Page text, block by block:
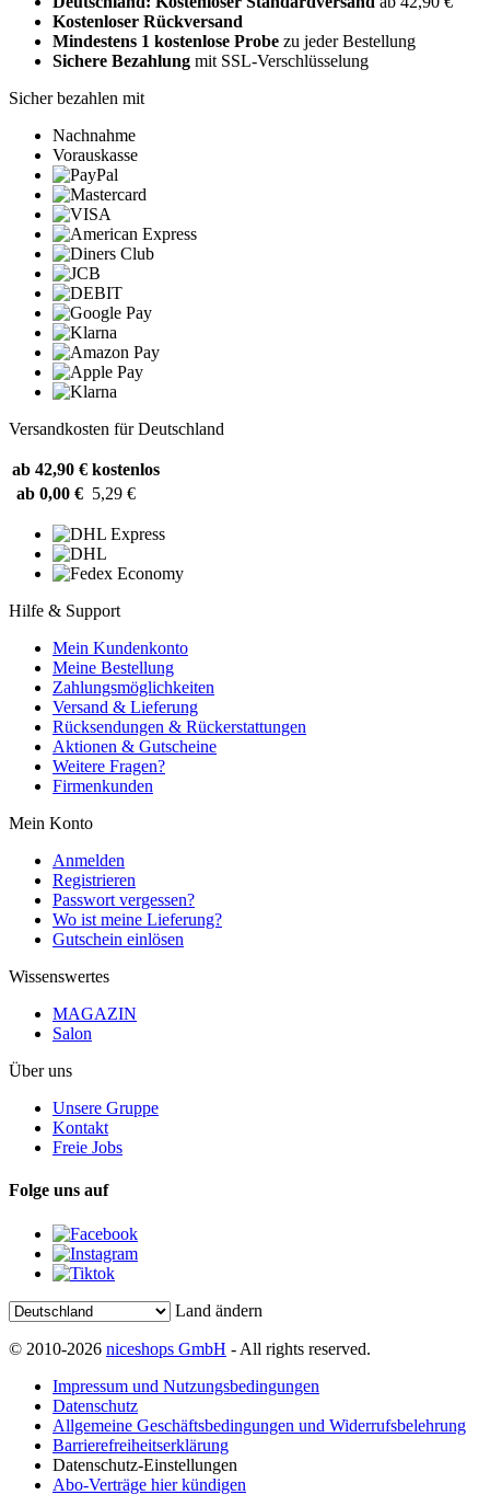
Kostenloser Rückversand
Mindestens 1 kostenlose Probe zu jeder Bestellung
Sichere Bezahlung mit SSL-Verschlüsselung
Sicher bezahlen mit
Nachnahme
Vorauskasse
Versandkosten für Deutschland
ab 42,90 € kostenlos
ab 0,00 € 5,29 €
Hilfe & Support
Mein Kundenkonto
Meine Bestellung
Zahlungsmöglichkeiten
Versand & Lieferung
Rücksendungen & Rückerstattungen
Aktionen & Gutscheine
Weitere Fragen?
Firmenkunden
Mein Konto
Anmelden
Registrieren
Passwort vergessen?
Wo ist meine Lieferung?
Gutschein einlösen
Wissenswertes
MAGAZIN
Salon
Über uns
Unsere Gruppe
Kontakt
Freie Jobs
Folge uns auf
Land ändern
© 2010-2026 niceshops GmbH - All rights reserved.
Impressum und Nutzungsbedingungen
Datenschutz
Allgemeine Geschäftsbedingungen und Widerrufsbelehrung
Barrierefreiheitserklärung
Datenschutz-Einstellungen
Abo-Verträge hier kündigen